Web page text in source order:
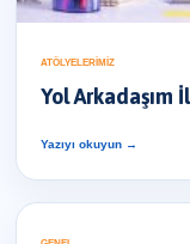
ATÖLYELERIMIZ
Yol Arkadaşım
Yazıyı okuyun →